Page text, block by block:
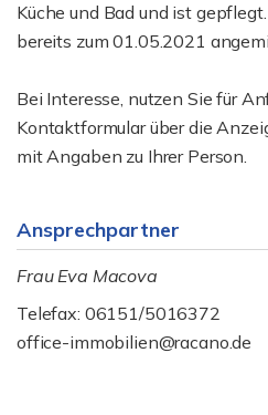
Küche und Bad und ist
bereits zum 01.05.2021
Bei Interesse, nutzen Sie für
Kontaktformular über die
mit Angaben zu Ihrer Person.
Ansprechpartner
Frau Eva Macova
Telefax: 06151/5016372
office-immobilien@racano.de